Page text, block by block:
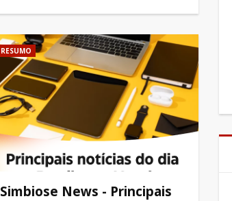
RESUMO
Simbiose News - Principais